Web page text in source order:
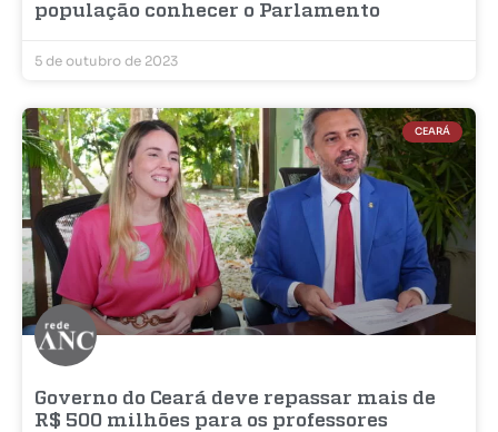
população conhecer o Parlamento
5 de outubro de 2023
CEARÁ
Governo do Ceará deve repassar mais de
R$ 500 milhões para os professores